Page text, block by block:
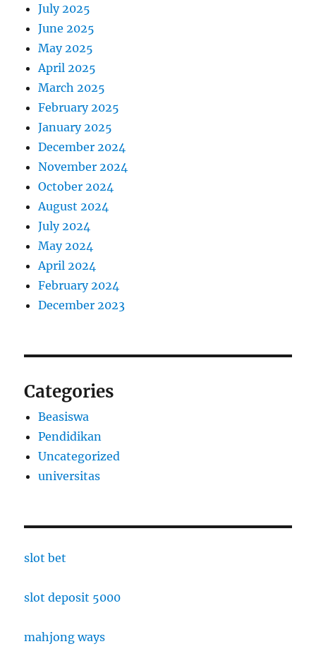
July 2025
June 2025
May 2025
April 2025
March 2025
February 2025
January 2025
December 2024
November 2024
October 2024
August 2024
July 2024
May 2024
April 2024
February 2024
December 2023
Categories
Beasiswa
Pendidikan
Uncategorized
universitas
slot bet
slot deposit 5000
mahjong ways